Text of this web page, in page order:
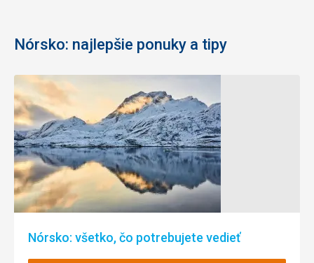
Nórsko: najlepšie ponuky a tipy
Nórsko: všetko, čo potrebujete vedieť